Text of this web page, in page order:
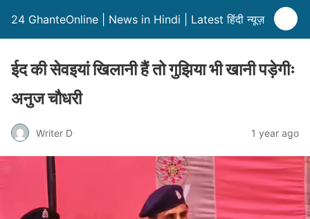
24 GhanteOnline | News in Hindi | Latest हिंदी न्यूज़
ईद की सेवइयां खिलानी हैं तो गुझिया भी खानी पड़ेगीः
अनुज चौधरी
Writer D 1 year ago